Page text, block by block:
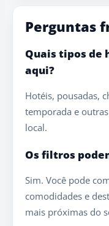
Perguntas
Quais tipos de
aqui?
Hotéis, pousadas,
temporada e
local.
Os filtros
Sim. Você pode
comodidades e
mais próximas do